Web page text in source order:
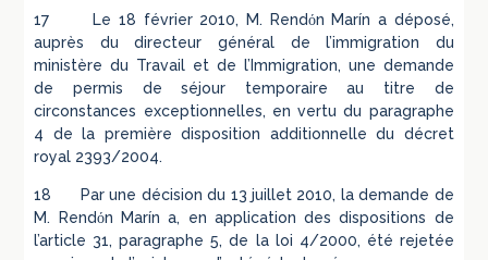
17 Le 18 février 2010, M. Rendόn Marín a déposé,
auprès du directeur général de l’immigration du
ministère du Travail et de l’Immigration, une demande
de permis de séjour temporaire au titre de
circonstances exceptionnelles, en vertu du paragraphe
4 de la première disposition additionnelle du décret
royal 2393/2004.
18 Par une décision du 13 juillet 2010, la demande de
M. Rendόn Marín a, en application des dispositions de
l’article 31, paragraphe 5, de la loi 4/2000, été rejetée